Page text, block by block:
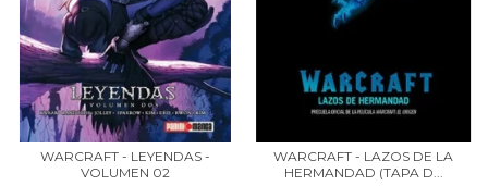
WARCRAFT - LEYENDAS -
VOLUMEN 02
WARCRAFT - LAZOS DE LA
HERMANDAD (TAPA D...